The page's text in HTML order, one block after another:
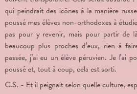
qui peindrait des icônes à la manière
poussé mes élèves non-orthodoxes à
pas pour y revenir, mais pour partir de
beaucoup plus proches d’eux, rien à
passée, j’ai eu un élève péruvien. Je l’ai
poussé et, tout à coup, cela est sorti.
C.S. - Et il peignait selon quelle culture,